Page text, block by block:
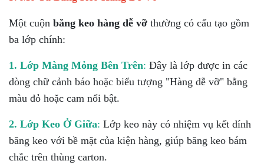
Một cuộn băng keo hàng dễ vỡ thường có cấu tạo gồm
ba lớp chính:
1. Lớp Màng Mỏng Bên Trên: Đây là lớp được in các
dòng chữ cảnh báo hoặc biểu tượng "Hàng dễ vỡ" bằng
màu đỏ hoặc cam nổi bật.
2. Lớp Keo Ở Giữa: Lớp keo này có nhiệm vụ kết dính
băng keo với bề mặt của kiện hàng, giúp băng keo bám
chắc trên thùng carton.